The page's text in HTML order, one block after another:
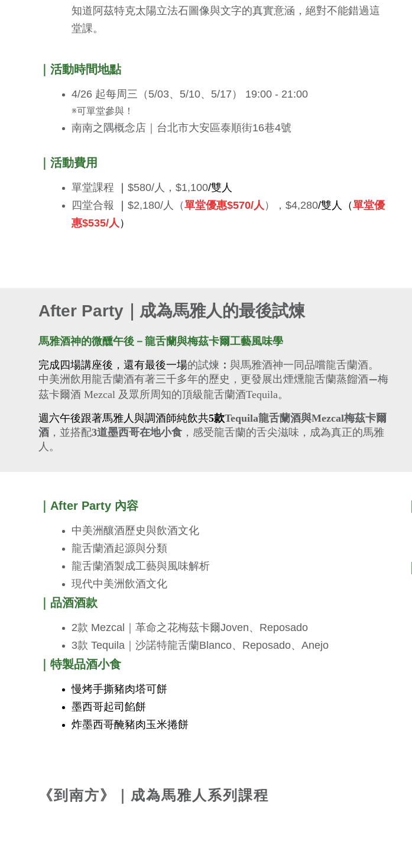
知道阿茲特克太陽立法石圖像與文字的真實意涵，絕對不能錯過這
堂課。
｜活動時間地點
4/26 起每周三（5/03、5/10、5/17） 19:00 - 21:00
※可單堂參與！
南南之隅概念店｜台北市大安區泰順街16巷4號
｜活動費用
單堂課程 $580/人，$1,100/雙人
四堂合報
$2,180/人（單堂優惠$570/人 ），$4,280/雙人 （單堂優
惠$535/人 ）
After Party｜成為馬雅人的最後試煉
馬雅酒神的微醺午後－龍舌蘭與梅茲卡爾工藝風味學
完成四場講座後，還有最後一場的試煉 ： 與馬雅酒神一同品嚐龍舌蘭酒。
中美洲飲用龍舌蘭酒有著三千多年的歷史，更發展出煙燻龍舌蘭蒸餾酒—梅
茲卡爾酒 Mezcal 及眾所周知的頂級龍舌蘭酒Tequila。
週六午後跟著馬雅人與調酒師純飲共5款Tequila龍舌蘭酒與Mezcal梅茲卡爾
酒 ，並搭配3道墨西哥在地小食 ，感受龍舌蘭的舌尖滋味，成為真正的馬雅
人。
｜After Party 內容
中美洲釀酒歷史與飲酒文化
龍舌蘭酒起源與分類
龍舌蘭酒製成工藝與風味解析
現代中美洲飲酒文化
品酒酒款
2款 Mezcal｜革命之花梅茲卡爾Joven、Reposado
3款 Tequila｜沙諾特龍舌蘭Blanco、Reposado、Anejo
特製品酒小食
慢烤手撕豬肉塔可餅​
墨西哥起司餡餅
炸墨西哥醃豬肉玉米捲餅
《到南方》｜成為馬雅人系列課程